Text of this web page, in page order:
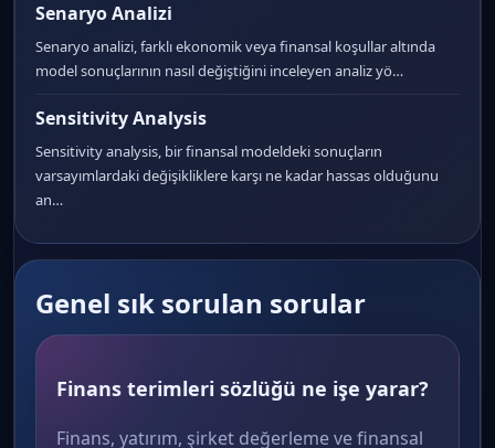
Senaryo Analizi
Senaryo analizi, farklı ekonomik veya finansal koşullar altında
model sonuçlarının nasıl değiştiğini inceleyen analiz yö…
Sensitivity Analysis
Sensitivity analysis, bir finansal modeldeki sonuçların
varsayımlardaki değişikliklere karşı ne kadar hassas olduğunu
an…
Genel sık sorulan sorular
Finans terimleri sözlüğü ne işe yarar?
Finans, yatırım, şirket değerleme ve finansal